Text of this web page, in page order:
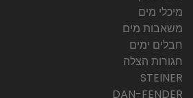
מיכלי מים
משאבות מים
חבלים ימים
חגורות הצלה
STEINER
DAN-FENDER